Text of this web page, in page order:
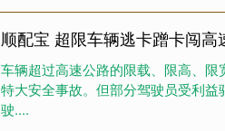
顺配宝 超限车辆逃卡蹭卡闯
车辆超过高速公路的限载、限高、
特大安全事故。但部分驾驶员受利益
驶....